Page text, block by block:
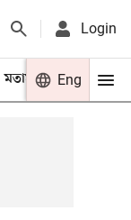
Login
মতামত খেলা
Eng